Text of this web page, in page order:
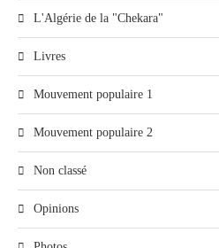
L'Algérie de la "Chekara"
Livres
Mouvement populaire 1
Mouvement populaire 2
Non classé
Opinions